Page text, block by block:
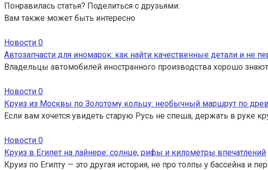
Понравилась статья? Поделиться с друзьями:
Вам также может быть интересно
Новости 0
Автозапчасти для иномарок: как найти качественные детали и не
Владельцы автомобилей иностранного производства хорошо
Новости 0
Круиз из Москвы по Золотому кольцу: необычный маршрут по
Если вам хочется увидеть старую Русь не спеша, держать в руке
Новости 0
Круиз в Египет на лайнере: солнце, рифы и километры впечатлений
Круиз по Египту — это другая история, не про толпы у бассейна и